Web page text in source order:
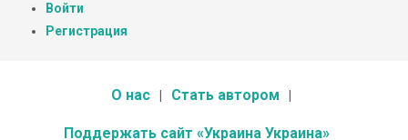
Войти
Регистрация
О нас Стать автором
Поддержать сайт «Украина Украина»